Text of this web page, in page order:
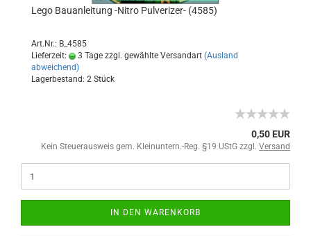
Lego Bauanleitung -Nitro Pulverizer- (4585)
Art.Nr.: B_4585
Lieferzeit:
3 Tage zzgl. gewählte Versandart (Ausland
abweichend)
Lagerbestand: 2 Stück
0,50 EUR
Kein Steuerausweis gem. Kleinuntern.-Reg. §19 UStG zzgl. Versand
IN DEN WARENKORB